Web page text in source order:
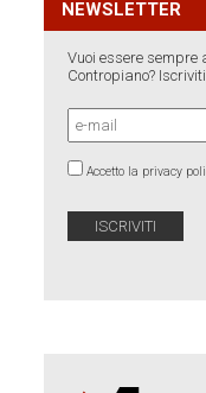
NEWSLETTER
Vuoi essere sempre
Contropiano?
Accetto la privacy